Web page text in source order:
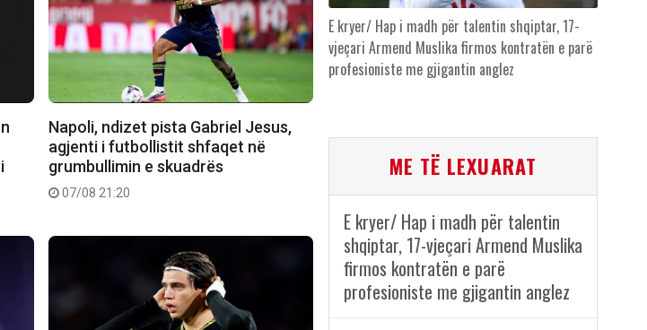
Napoli, ndizet pista Gabriel Jesus,
agjenti i futbollistit shfaqet në
grumbullimin e skuadrës
07/08 21:20
E kryer/ Hap i madh për talentin shqiptar, 17-
vjeçari Armend Muslika firmos kontratën e parë
profesioniste me gjigantin anglez
ME TË LEXUARAT
E kryer/ Hap i madh për talentin
shqiptar, 17-vjeçari Armend Muslika
firmos kontratën e parë
profesioniste me gjigantin anglez